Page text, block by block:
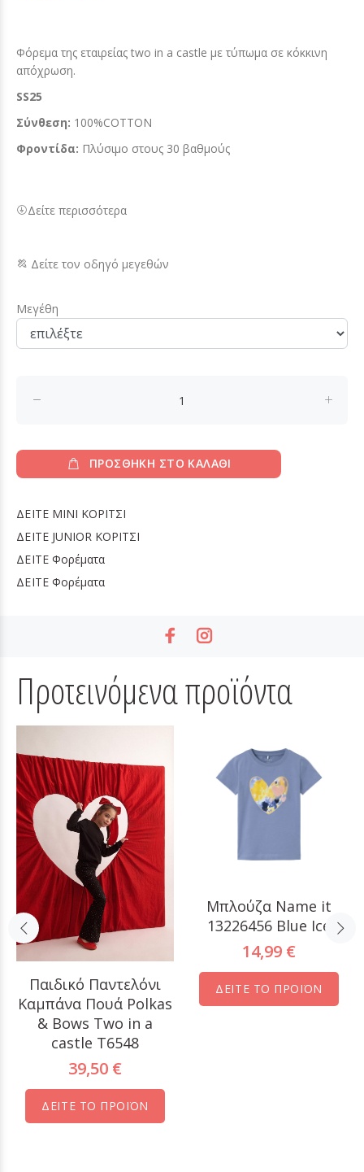
Φόρεμα της εταιρείας two in a castle με τύπωμα σε κόκκινη
απόχρωση.
SS25
Σύνθεση: 100%COTTON
Φροντίδα: Πλύσιμο στους 30 βαθμούς
Δείτε περισσότερα
Δείτε τον οδηγό μεγεθών
Μεγέθη
ΠΡΟΣΘΗΚΗ ΣΤΟ ΚΑΛΑΘΙ
ΔΕΙΤΕ MINI ΚΟΡΙΤΣΙ
ΔΕΙΤΕ JUNIOR ΚΟΡΙΤΣΙ
ΔΕΙΤΕ Φορέματα
ΔΕΙΤΕ Φορέματα
Προτεινόμενα προϊόντα
Παιδικό Παντελόνι
Καμπάνα Πουά Polkas
& Bows Two in a
castle T6548
39,50 €
ΔΕΙΤΕ ΤΟ ΠΡΟΪΟΝ
Μπλούζα Name it
13226456 Blue Ice
14,99 €
ΔΕΙΤΕ ΤΟ ΠΡΟΪΟΝ